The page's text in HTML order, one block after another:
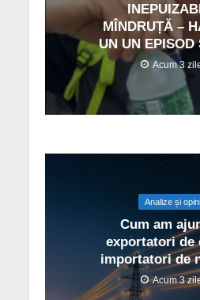
MÎNDRUȚĂ –
UN UN EPISOD
Acum 3
Analize și
Cum am
exportatori de
importatori de
Acum 3